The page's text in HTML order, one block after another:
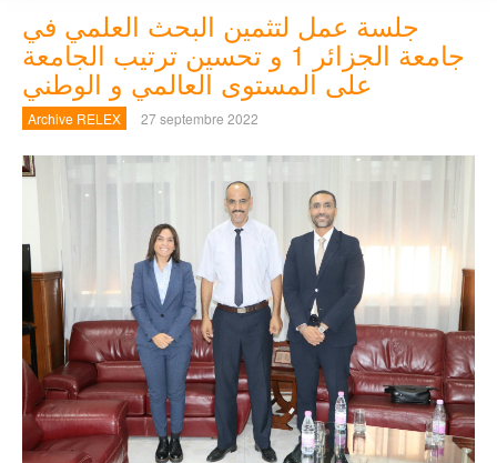
جلسة عمل لتثمين البحث العلمي في
جامعة الجزائر 1 و تحسين ترتيب الجامعة
Archive RELEX 27 septembre 2022